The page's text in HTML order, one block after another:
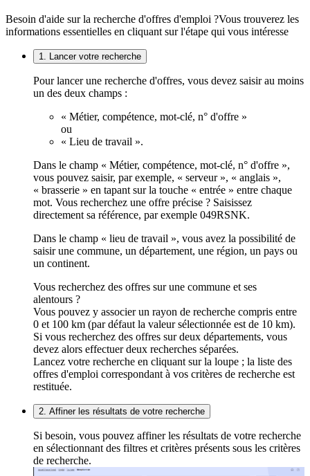
Besoin d'aide sur la recherche d'offres d'emploi ?Vous trouverez les
informations essentielles en cliquant sur l'étape qui vous intéresse
1. Lancer votre recherche
Pour lancer une recherche d'offres, vous devez saisir au moins
un des deux champs :
« Métier, compétence, mot-clé, n° d'offre »
ou
« Lieu de travail ».
Dans le champ « Métier, compétence, mot-clé, n° d'offre »,
vous pouvez saisir, par exemple, « serveur », « anglais »,
« brasserie » en tapant sur la touche « entrée » entre chaque
mot. Vous recherchez une offre précise ? Saisissez
directement sa référence, par exemple 049RSNK.
Dans le champ « lieu de travail », vous avez la possibilité de
saisir une commune, un département, une région, un pays ou
un continent.
Vous recherchez des offres sur une commune et ses
alentours ?
Vous pouvez y associer un rayon de recherche compris entre
0 et 100 km (par défaut la valeur sélectionnée est de 10 km).
Si vous recherchez des offres sur deux départements, vous
devez alors effectuer deux recherches séparées.
Lancez votre recherche en cliquant sur la loupe ; la liste des
offres d'emploi correspondant à vos critères de recherche est
restituée.
2. Affiner les résultats de votre recherche
Si besoin, vous pouvez affiner les résultats de votre recherche
en sélectionnant des filtres et critères présents sous les critères
de recherche.